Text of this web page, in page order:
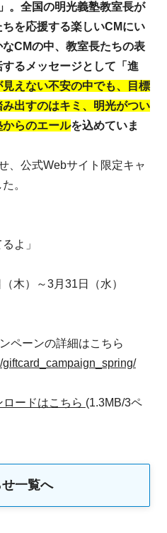
。全国の明光義塾教室長が
を応援する楽しいCMにい
CMの中、教室長たちの表
るメッセージとして「進
見えない不安の中でも、目標
出すのはキミ、明光がつい
らのエールを込めていま
、公式Webサイト限定キャ
。
よ」
木）～3月31日（水）
ペーンの詳細はこちら
ードはこちら (1.3MB/3ペ
一覧へ